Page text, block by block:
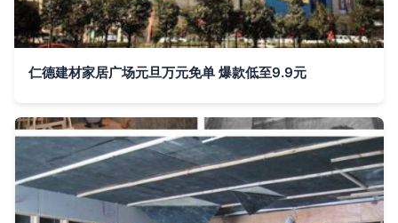
仁德建材家居广场元旦万元免单 爆款低至9.9元